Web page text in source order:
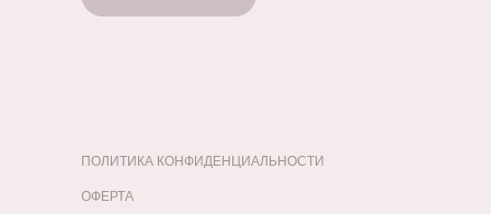
ПОЛИТИКА КОНФИДЕНЦИАЛЬНОСТИ
ОФЕРТА